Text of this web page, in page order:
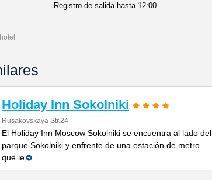
Registro de salida hasta 12:00
Holiday Inn Sokolniki
Rusakovskaya Str.24
El Holiday Inn Moscow Sokolniki se encuentra al lado del
parque Sokolniki y enfrente de una estación de metro
que le